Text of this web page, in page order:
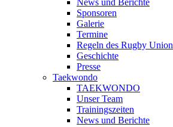
News und Berichte
Sponsoren
Galerie
Termine
Regeln des Rugby Union
Geschichte
Presse
Taekwondo
TAEKWONDO
Unser Team
Trainingszeiten
News und Berichte